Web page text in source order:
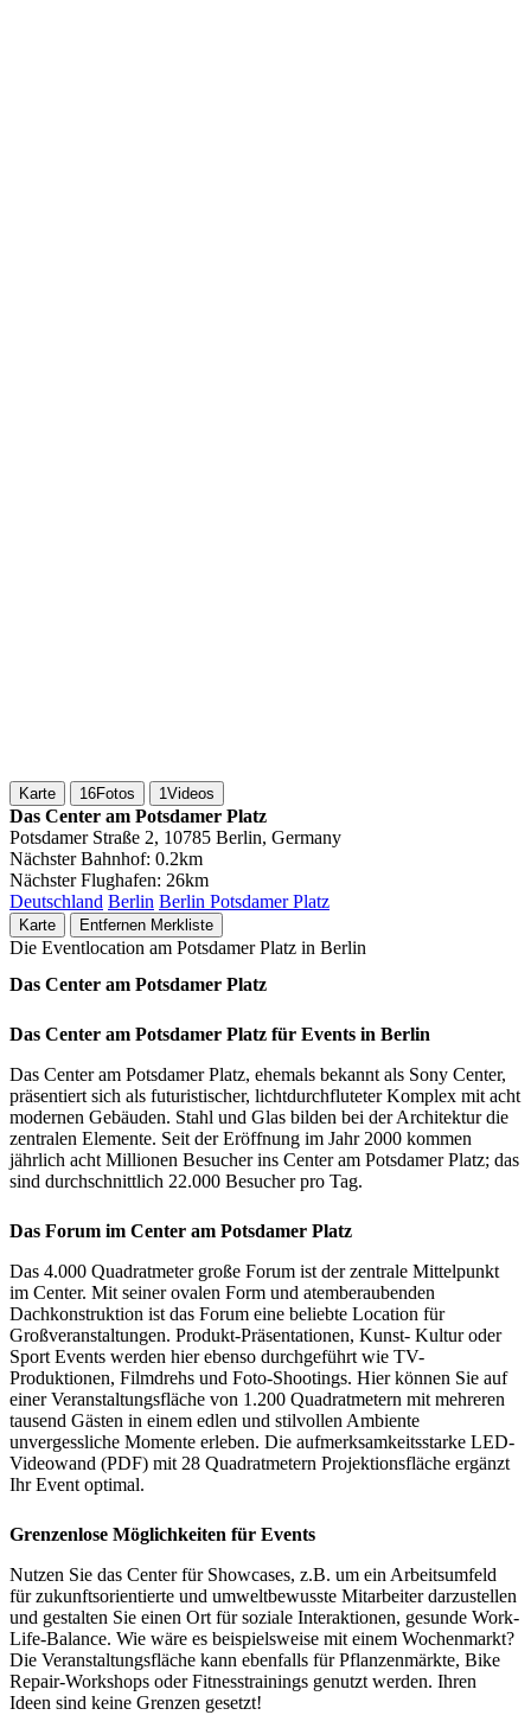
Karte 16Fotos 1Videos
Das Center am Potsdamer Platz
Potsdamer Straße 2, 10785 Berlin, Germany
Nächster Bahnhof: 0.2km
Nächster Flughafen: 26km
Deutschland Berlin Berlin Potsdamer Platz
Karte Entfernen Merkliste
Die Eventlocation am Potsdamer Platz in Berlin
Das Center am Potsdamer Platz
Das Center am Potsdamer Platz für Events in Berlin
Das Center am Potsdamer Platz, ehemals bekannt als Sony Center,
präsentiert sich als futuristischer, lichtdurchfluteter Komplex mit acht
modernen Gebäuden. Stahl und Glas bilden bei der Architektur die
zentralen Elemente. Seit der Eröffnung im Jahr 2000 kommen
jährlich acht Millionen Besucher ins Center am Potsdamer Platz; das
sind durchschnittlich 22.000 Besucher pro Tag.
Das Forum im Center am Potsdamer Platz
Das 4.000 Quadratmeter große Forum ist der zentrale Mittelpunkt
im Center. Mit seiner ovalen Form und atemberaubenden
Dachkonstruktion ist das Forum eine beliebte Location für
Großveranstaltungen. Produkt-Präsentationen, Kunst- Kultur oder
Sport Events werden hier ebenso durchgeführt wie TV-
Produktionen, Filmdrehs und Foto-Shootings. Hier können Sie auf
einer Veranstaltungsfläche von 1.200 Quadratmetern mit mehreren
tausend Gästen in einem edlen und stilvollen Ambiente
unvergessliche Momente erleben. Die aufmerksamkeitsstarke LED-
Videowand (PDF) mit 28 Quadratmetern Projektionsfläche ergänzt
Ihr Event optimal.
Grenzenlose Möglichkeiten für Events
Nutzen Sie das Center für Showcases, z.B. um ein Arbeitsumfeld
für zukunftsorientierte und umweltbewusste Mitarbeiter darzustellen
und gestalten Sie einen Ort für soziale Interaktionen, gesunde Work-
Life-Balance. Wie wäre es beispielsweise mit einem Wochenmarkt?
Die Veranstaltungsfläche kann ebenfalls für Pflanzenmärkte, Bike
Repair-Workshops oder Fitnesstrainings genutzt werden. Ihren
Ideen sind keine Grenzen gesetzt!